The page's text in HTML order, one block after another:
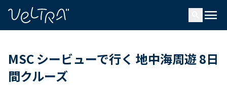
menu
MSC シービューで行く 地中海周遊 8日
間クルーズ